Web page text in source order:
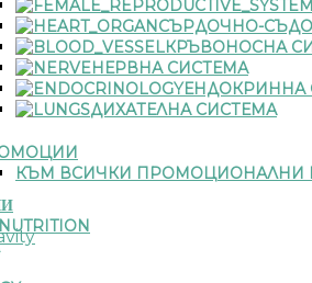
СЪРДОЧНО-
КРЪВОНОСНА
НЕРВНА СИСТЕМА
ЕНДОКРИННА
ДИХАТЕЛНА СИСТЕМА
КЪМ ВСИЧКИ ПРОМОЦИОНАЛНИ